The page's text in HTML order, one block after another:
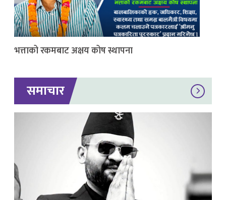
भत्ताको रकमबाट अक्षय कोष स्थापना
समाचार